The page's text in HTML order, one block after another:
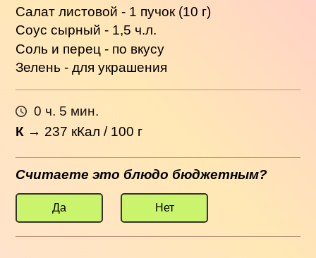
Салат листовой - 1 пучок (10 г)
Соус сырный - 1,5 ч.л.
Соль и перец - по вкусу
Зелень - для украшения
0 ч. 5 мин.
К → 237 кКал / 100 г
Считаете это блюдо бюджетным?
Да Нет